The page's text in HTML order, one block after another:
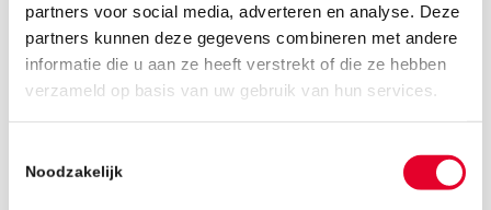
partners voor social media, adverteren en analyse. Deze
partners kunnen deze gegevens combineren met andere
informatie die u aan ze heeft verstrekt of die ze hebben
verzameld op basis van uw gebruik van hun services.
Noodzakelijk
9 april 2019